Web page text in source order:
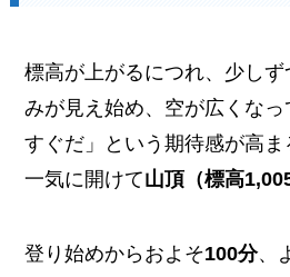
標高が上がるにつれ、少し
みが見え始め、空が広くなっ
すぐだ」という期待感が高
一気に開けて山頂（標高
登り始めからおよそ100分、